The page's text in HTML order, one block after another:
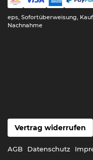
eps, Sofortüberweisung,
Nachnahme
Vertrag widerrufen
AGB Datenschutz